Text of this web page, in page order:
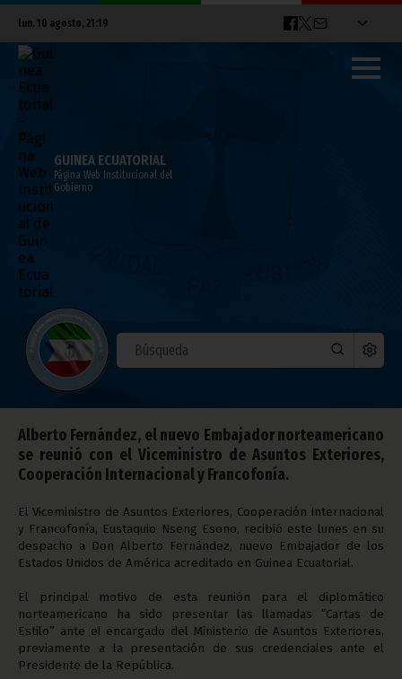
lun. 10 agosto, 21:19
GUINEA ECUATORIAL
Página Web Institucional del
Gobierno
El nuevo Embajador de Estados Unidos
comienza sus actividades en Guinea
Ecuatorial
febrero 16, 2010
Noticias Gobierno
Alberto Fernández, el nuevo Embajador norteamericano
se reunió con el Viceministro de Asuntos Exteriores,
Cooperación Internacional y Francofonía.
El Viceministro de Asuntos Exteriores, Cooperación Internacional
y Francofonía, Eustaquio Nseng Esono, recibió este lunes en su
despacho a Don Alberto Fernández, nuevo Embajador de los
Estados Unidos de América acreditado en Guinea Ecuatorial.
El principal motivo de esta reunión para el diplomático
norteamericano ha sido presentar las llamadas “Cartas de
Estilo” ante el encargado del Ministerio de Asuntos Exteriores,
previamente a la presentación de sus credenciales ante el
Presidente de la República.